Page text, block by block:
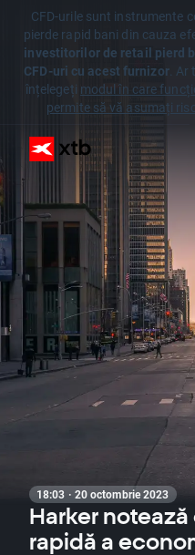
CFD-urile sunt instrumente
pierde rapid bani din cauza
investitorilor de retail pierd
CFD-uri cu acest furnizor. Ar
înțelegeți modul în care
permite să vă asumați
18:03 · 20 octombrie 2023
Harker
rapidă a